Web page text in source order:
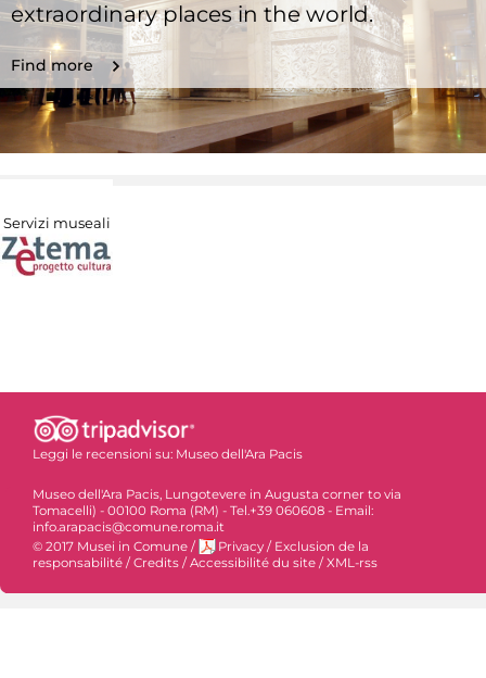
extraordinary places in the world.
Find more
Servizi museali
Leggi le recensioni su: Museo dell'Ara Pacis
Museo dell'Ara Pacis, Lungotevere in Augusta corner to via
Tomacelli) - 00100 Roma (RM) - Tel.+39 060608 - Email:
info.arapacis@comune.roma.it
© 2017 Musei in Comune / Privacy / Exclusion de la
responsabilité /Credits /Accessibilité du site /XML-rss